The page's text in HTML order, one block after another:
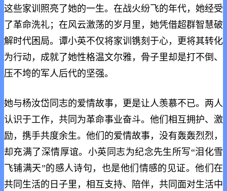
这些家训照亮了她的一生。在战火纷飞的年代，她经受
了革命洗礼；在风云激荡的岁月里，她凭借超群智慧破
解时代困局。谭小英不仅将家训镌刻于心，更将其转化
为行动，成就了她性格温文尔雅，骨子里却是打不倒、
压不垮的军人后代的坚强。
她与杨汝岱同志的爱情故事，更是让人羡慕不已。两人
认识于工作，共同为革命事业奋斗。他们相互拥护、激
励，携手共度余生。他们的爱情故事，没有轰轰烈烈，
却充满了深情厚谊。小英同志为纪念先生所写“泪化雪
飞铺满天”的感人诗句，也是他们情感的见证。他们在
共同生活的日子里，相互支持、陪伴，共同面对生活中